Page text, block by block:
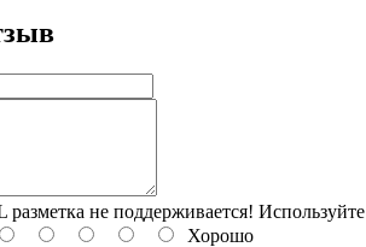
разметка не поддерживается!
Хорошо